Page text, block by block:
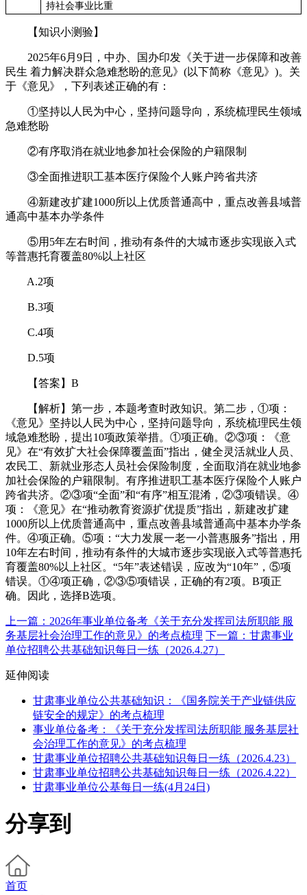
持社会事业比重
【知识小测验】
2025年6月9日，中办、国办印发《关于进一步保障和改善
民生 着力解决群众急难愁盼的意见》(以下简称《意见》)。关
于《意见》，下列表述正确的有：
①坚持以人民为中心，坚持问题导向，系统梳理民生领域
急难愁盼
②有序取消在就业地参加社会保险的户籍限制
③全面推进职工基本医疗保险个人账户跨省共济
④新建改扩建1000所以上优质普通高中，重点改善县域普
通高中基本办学条件
⑤用5年左右时间，推动有条件的大城市逐步实现嵌入式
等普惠托育覆盖80%以上社区
A.2项
B.3项
C.4项
D.5项
【答案】B
【解析】第一步，本题考查时政知识。第二步，①项：
《意见》坚持以人民为中心，坚持问题导向，系统梳理民生领
域急难愁盼，提出10项政策举措。①项正确。②③项：《意
见》在“有效扩大社会保障覆盖面”指出，健全灵活就业人员、
农民工、新就业形态人员社会保险制度，全面取消在就业地参
加社会保险的户籍限制。有序推进职工基本医疗保险个人账户
跨省共济。②③项“全面”和“有序”相互混淆，②③项错误。④
项：《意见》在“推动教育资源扩优提质”指出，新建改扩建
1000所以上优质普通高中，重点改善县域普通高中基本办学条
件。④项正确。⑤项：“大力发展一老一小普惠服务”指出，用
10年左右时间，推动有条件的大城市逐步实现嵌入式等普惠托
育覆盖80%以上社区。“5年”表述错误，应改为“10年”，⑤项
错误。①④项正确，②③⑤项错误，正确的有2项。B项正
确。因此，选择B选项。
上一篇：2026年事业单位备考《关于充分发挥司法所职能 服
务基层社会治理工作的意见》的考点梳理 下一篇：甘肃事业
单位招聘公共基础知识每日一练（2026.4.27）
延伸阅读
甘肃事业单位公共基础知识：《国务院关于产业链供应
链安全的规定》的考点梳理
事业单位备考：《关于充分发挥司法所职能 服务基层社
会治理工作的意见》的考点梳理
甘肃事业单位招聘公共基础知识每日一练（2026.4.23）
甘肃事业单位招聘公共基础知识每日一练（2026.4.22）
甘肃事业单位公基每日一练(4月24日)
分享到
首页